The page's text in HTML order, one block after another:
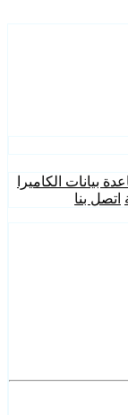
بيانات الكاميرا
اتصل بنا